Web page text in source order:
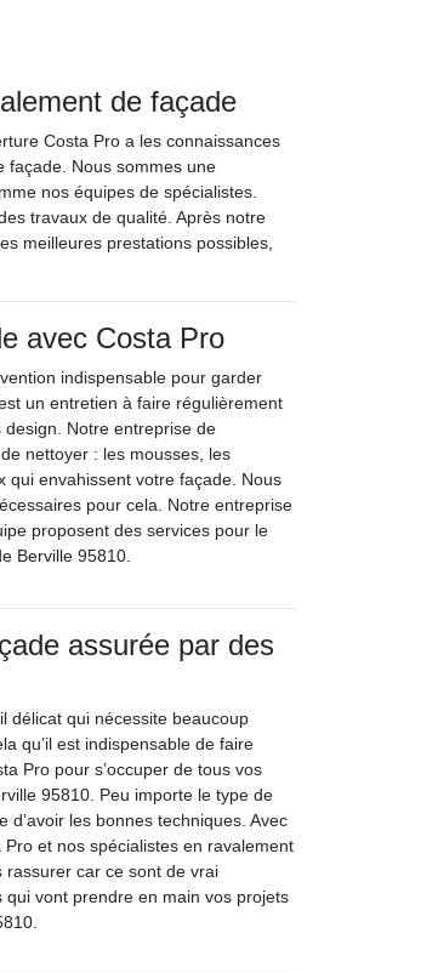
de façade
Costa Pro a les connaissances
façade. Nous sommes une
nos équipes de spécialistes.
travaux de qualité. Après notre
meilleures prestations possibles,
avec Costa Pro
indispensable pour garder
un entretien à faire régulièrement
Notre entreprise de
nettoyer : les mousses, les
qui envahissent votre façade. Nous
pour cela. Notre entreprise
proposent des services pour le
Berville 95810.
assurée par des
délicat qui nécessite beaucoup
qu’il est indispensable de faire
Pro pour s’occuper de tous vos
95810. Peu importe le type de
les bonnes techniques. Avec
et nos spécialistes en ravalement
rassurer car ce sont de vrai
vont prendre en main vos projets